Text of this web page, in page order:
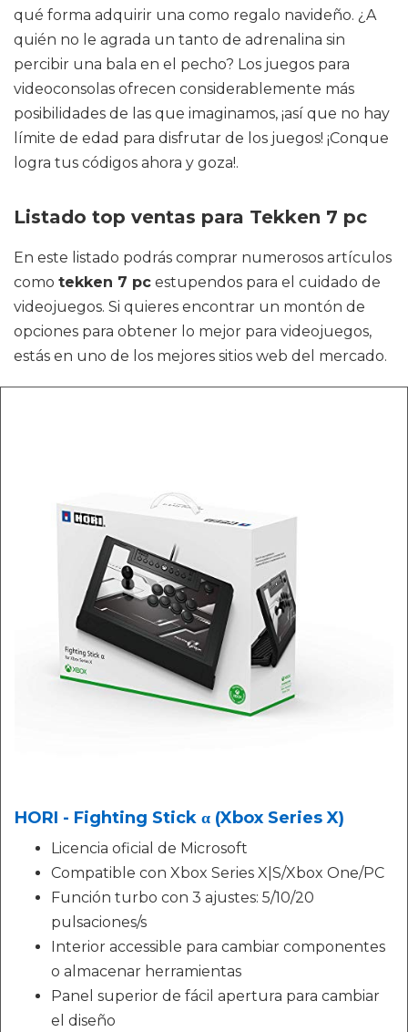
qué forma adquirir una como regalo navideño. ¿A
quién no le agrada un tanto de adrenalina sin
percibir una bala en el pecho? Los juegos para
videoconsolas ofrecen considerablemente más
posibilidades de las que imaginamos, ¡así que no hay
límite de edad para disfrutar de los juegos! ¡Conque
logra tus códigos ahora y goza!.
Listado top ventas para Tekken 7 pc
En este listado podrás comprar numerosos artículos
como tekken 7 pc estupendos para el cuidado de
videojuegos. Si quieres encontrar un montón de
opciones para obtener lo mejor para videojuegos,
estás en uno de los mejores sitios web del mercado.
HORI - Fighting Stick α (Xbox Series X)
Licencia oficial de Microsoft
Compatible con Xbox Series X|S/Xbox One/PC
Función turbo con 3 ajustes: 5/10/20
pulsaciones/s
Interior accessible para cambiar componentes
o almacenar herramientas
Panel superior de fácil apertura para cambiar
el diseño